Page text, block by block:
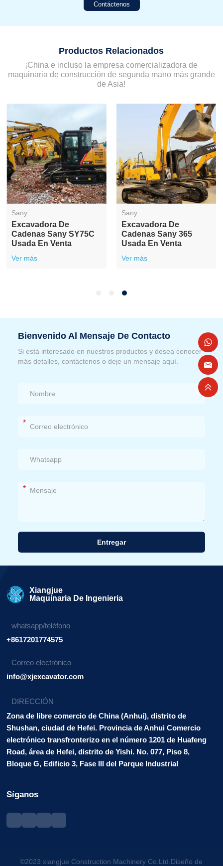
Contáctenos
Productos Relacionados
¡China e incluso la empresa comercializadora de
maquinaria de construcción de segunda mano más grande
de Asia!
Sany
Excavadora De
Cadenas Sany SY75C
Usada En Venta
Ver más
Sany
Excavadora De
Cadenas Sany 365
Usada En Venta
Ver más
Bienvenido Al Mensaje De Contacto
Si está interesado en nuestros productos y desea conocer
más detalles, contáctenos o deje un mensaje aquí.
*
*
Entregar
Xiangjue
Maquinaria De Ingenieria
whatsapp/teléfono
+8617201774575
Correo electrónico
info@xjexcavator.com
DIRECCIÓN
Zona de libre comercio de China (Anhui), distrito de
Shushan, ciudad de Hefei. Provincia de Anhui Comercio
electrónico transfronterizo en el número 1201 de Huafeng
Road, área de Hefei, distrito de Yishi. No. 077, Piso 8,
Bloque G, Edificio 3, Fase III del Parque Industrial
Síganos
©2023 xiangjue Construction Machinery Co.Ltd.Diseño de